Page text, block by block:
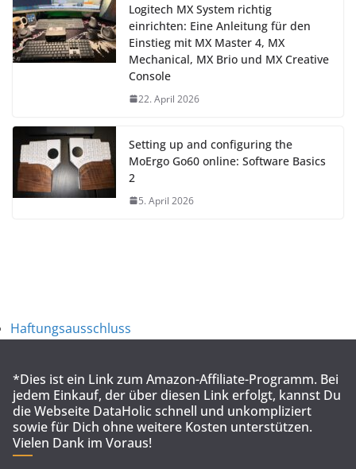
Logitech MX System richtig
einrichten: Eine Anleitung für den
Einstieg mit MX Master 4, MX
Mechanical, MX Brio und MX Creative
Console
22. April 2026
Setting up and configuring the
MoErgo Go60 online: Software Basics
2
5. April 2026
Haftungsausschluss
*Dies ist ein Link zum Amazon-Affiliate-Programm. Bei
jedem Einkauf, der über diesen Link erfolgt, kannst Du
die Webseite DataHolic schnell und unkompliziert
sowie für Dich ohne weitere Kosten unterstützen.
Vielen Dank im Voraus!